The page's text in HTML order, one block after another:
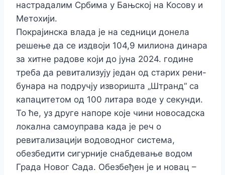
настрадалим Србима у Бањској на Косову и
Метохији.
Покрајинска влада је на седници донела
решење да се издвоји 104,9 милиона динара
за хитне радове који до јуна 2024. године
треба да ревитализују један од старих рени-
бунара на подручју изворишта „Штранд“ са
капацитетом од 100 литара воде у секунди.
To ће, уз друге напоре које чини новосадска
локална самоуправа када је реч о
ревитализацији водоводног система,
обезбедити сигурније снабдевање водом
Града Новог Сада. Обезбеђен је и новац –